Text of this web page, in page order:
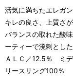
活気に満ちたエレガ
キレの良さ、上質さ
バランスの取れた酸
ーティーで溌剌とし
ＡＬＣ／12.5％ ミデ
リースリング100％